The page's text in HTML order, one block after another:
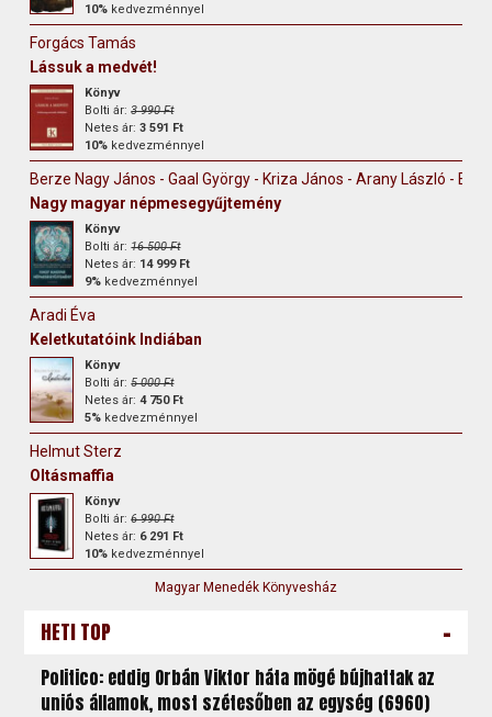
10% kedvezménnyel
Forgács Tamás
Lássuk a medvét!
Könyv
Bolti ár:3 990 Ft
Netes ár:3 591 Ft
10% kedvezménnyel
Berze Nagy János - Gaal György - Kriza János - Arany László -
Nagy magyar népmesegyűjtemény
Könyv
Bolti ár:16 500 Ft
Netes ár: 14 999 Ft
9% kedvezménnyel
Aradi Éva
Keletkutatóink Indiában
Könyv
Bolti ár:5 000 Ft
Netes ár:4 750 Ft
5% kedvezménnyel
Helmut Sterz
Oltásmaffia
Könyv
Bolti ár:6 990 Ft
Netes ár: 6 291 Ft
10% kedvezménnyel
Magyar Menedék Könyvesház
HETI TOP -
Politico: eddig Orbán Viktor háta mögé bújhattak az
uniós államok, most szétesőben az egység (6960)